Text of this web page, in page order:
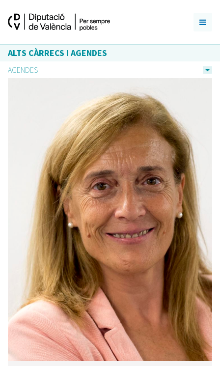
ALTS CÀRRECS I AGENDES
AGENDES